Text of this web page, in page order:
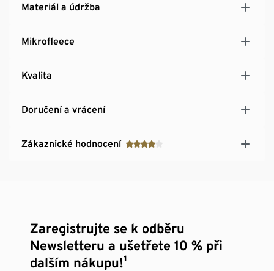
Materiál a údržba
Mikrofleece
Kvalita
Doručení a vrácení
Zákaznické hodnocení
Zaregistrujte se k odběru
Newsletteru a ušetřete 10 % při
dalším nákupu!¹